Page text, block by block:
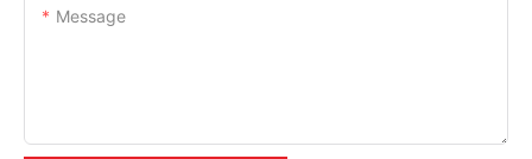
Message